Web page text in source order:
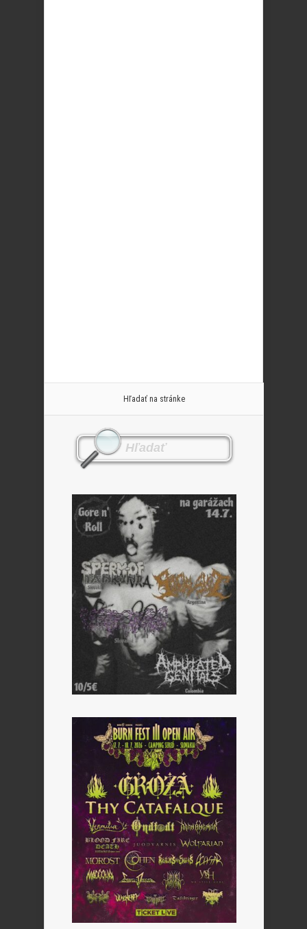
Hľadať na stránke